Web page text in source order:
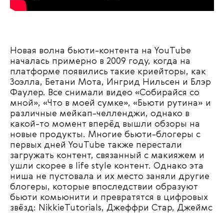
Новая волна бьюти-контента на YouTube
началась примерно в 2009 году, когда на
платформе появились такие криейторы, как
Зоэлла, Бетани Мота, Ингрид Нильсен и Блэр
Фаулер. Все снимали видео «Собирайся со
мной», «Ч то в моей сумке», «Бьюти рутина» и
различные мейкап-челленджи, однако в
какой-то момент вперёд вышли обзоры на
новые продукты. Многие бьюти-блогеры с
первых дней YouTube также перестали
загружать контент, связанный с макияжем и
ушли скорее в life style контент. Однако эта
ниша не пустовала и их место заняли другие
блогеры, которые впоследствии образуют
бьюти комьюнити и превратятся в цифровых
звёзд: NikkieTutorials, Джеффри Стар, Джеймс